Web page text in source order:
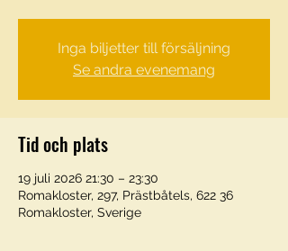
Inga biljetter till försäljning
Se andra evenemang
Tid och plats
19 juli 2026 21:30 – 23:30
Romakloster, 297, Prästbåtels, 622 36
Romakloster, Sverige